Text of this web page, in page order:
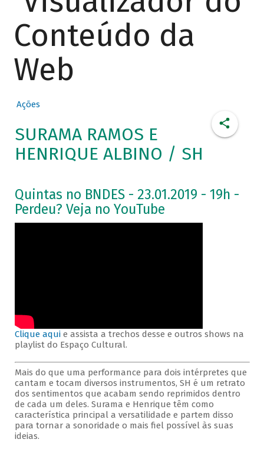
Conteúdo da
Web
Ações
SURAMA RAMOS E
HENRIQUE ALBINO / SH
Quintas no BNDES - 23.01.2019 - 19h -
Perdeu? Veja no YouTube
Clique aquie assista a trechos desse e outros shows na
playlist do Espaço Cultural.
Mais do que uma performance para dois intérpretes que
cantam e tocam diversos instrumentos, SH é um retrato
dos sentimentos que acabam sendo reprimidos dentro
de cada um deles. Surama e Henrique têm como
característica principal a versatilidade e partem disso
para tornar a sonoridade o mais fiel possível às suas
ideias.